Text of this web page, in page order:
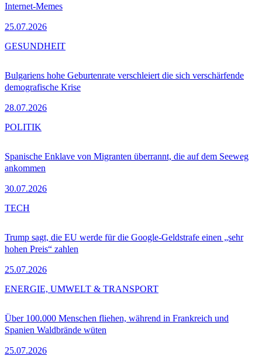
Internet-Memes
25.07.2026
Bulgariens hohe Geburtenrate verschleiert die sich verschärfende
demografische Krise
28.07.2026
GESUNDHEIT
Spanische Enklave von Migranten überrannt, die auf dem Seeweg
ankommen
30.07.2026
POLITIK
Trump sagt, die EU werde für die Google-Geldstrafe einen „sehr
hohen Preis“ zahlen
25.07.2026
TECH
Über 100.000 Menschen fliehen, während in Frankreich und
Spanien Waldbrände wüten
25.07.2026
ENERGIE, UMWELT & TRANSPORT